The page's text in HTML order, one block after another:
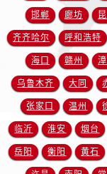
邯郸 廊坊
齐齐哈尔 呼和浩特
海口 赣州
乌鲁木齐 大同
张家口 温州
临沂 淮安 烟台
岳阳 衡阳 黄石